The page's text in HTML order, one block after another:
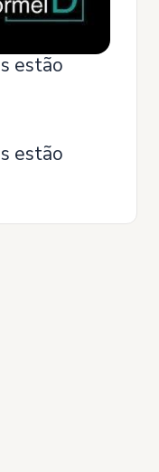
estão
estão